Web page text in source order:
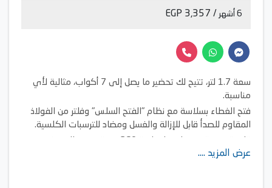
6 أشهر / 3,357 EGP
سعة 1.7 لتر، تتيح لك تحضير ما يصل إلى 7 أكواب، مثالية لأي
مناسبة.
فتح الغطاء بسلاسة مع نظام "الفتح السلس" وفلتر من الفولاذ
المقاوم للصدأ قابل للإزالة والغسل ومضاد للترسبات الكلسية.
الغلاية عليها في أي وضع.
عرض المزيد ....